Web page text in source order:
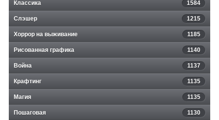
Классика 1584
Слэшер 1215
Хоррор на выживание 1185
Рисованная графика 1140
Война 1137
Крафтинг 1135
Магия 1135
Пошаговая 1130